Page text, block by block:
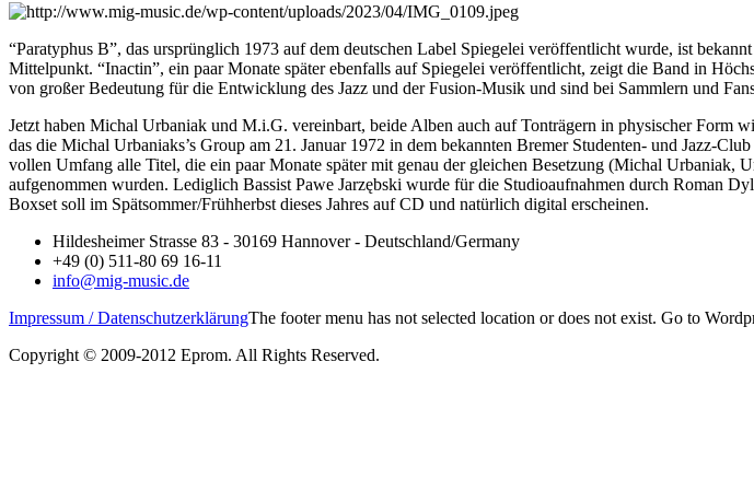
“Paratyphus B”, das ursprünglich 1973 auf dem deutschen Label Spiegelei veröffentlicht wurde, ist
Mittelpunkt. “Inactin”, ein paar Monate später ebenfalls auf Spiegelei veröffentlicht, zeigt die Band in
von großer Bedeutung für die Entwicklung des Jazz und der Fusion-Musik und sind bei Sammlern und
Jetzt haben Michal Urbaniak und M.i.G. vereinbart, beide Alben auch auf Tonträgern in physischer Form
das die Michal Urbaniaks’s Group am 21. Januar 1972 in dem bekannten Bremer Studenten- und Jazz-
vollen Umfang alle Titel, die ein paar Monate später mit genau der gleichen Besetzung (Michal
aufgenommen wurden. Lediglich Bassist Pawe Jarzębski wurde für die Studioaufnahmen durch Roman
Boxset soll im Spätsommer/Frühherbst dieses Jahres auf CD und natürlich digital erscheinen.
Hildesheimer Strasse 83 - 30169 Hannover - Deutschland/Germany
+49 (0) 511-80 69 16-11
info@mig-music.de
Impressum / DatenschutzerklärungThe footer menu has not selected location or does not exist. Go to
Copyright © 2009-2012 Eprom. All Rights Reserved.